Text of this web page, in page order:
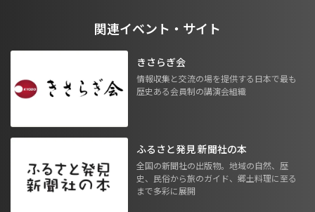
関連イベント・サイト
きさらぎ会
情報収集と交流の場を提供する日本で最も
歴史ある会員制の講演会組織
ふるさと発見 新聞社の本
全国の新聞社の出版物。地域の自然、歴
史、民俗から旅のガイド、郷土料理に至る
まで多彩に展開